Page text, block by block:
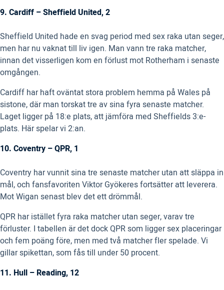
9. Cardiff – Sheffield United, 2
Sheffield United hade en svag period med sex raka utan seger,
men har nu vaknat till liv igen. Man vann tre raka matcher,
innan det visserligen kom en förlust mot Rotherham i senaste
omgången.
Cardiff har haft oväntat stora problem hemma på Wales på
sistone, där man torskat tre av sina fyra senaste matcher.
Laget ligger på 18:e plats, att jämföra med Sheffields 3:e-
plats. Här spelar vi 2:an.
10. Coventry – QPR, 1
Coventry har vunnit sina tre senaste matcher utan att släppa in
mål, och fansfavoriten Viktor Gyökeres fortsätter att leverera.
Mot Wigan senast blev det ett drömmål.
QPR har istället fyra raka matcher utan seger, varav tre
förluster. I tabellen är det dock QPR som ligger sex placeringar
och fem poäng före, men med två matcher fler spelade. Vi
gillar spikettan, som fås till under 50 procent.
11. Hull – Reading, 12